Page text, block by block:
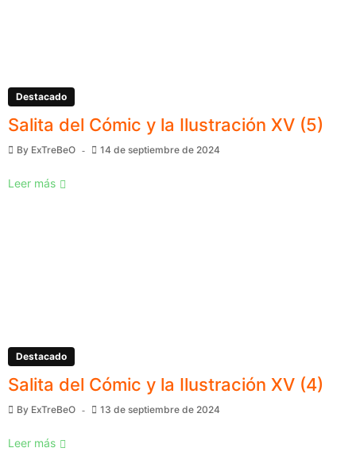
Destacado
Salita del Cómic y la Ilustración XV (5)
By ExTreBeO 14 de septiembre de 2024
Leer más
Destacado
Salita del Cómic y la Ilustración XV (4)
By ExTreBeO 13 de septiembre de 2024
Leer más